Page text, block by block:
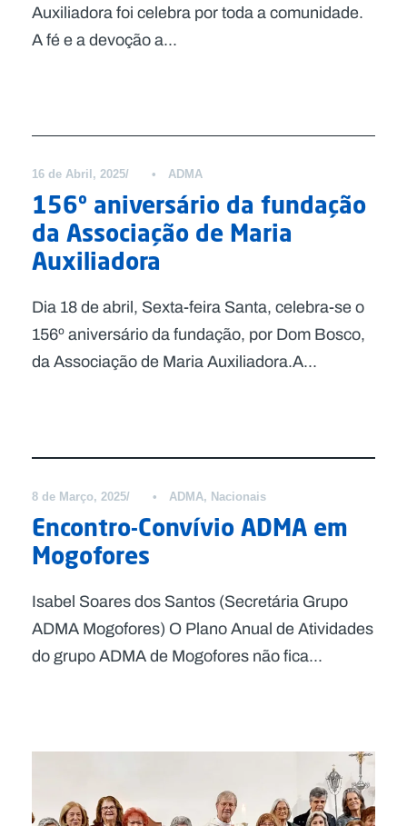
Auxiliadora foi celebra por toda a comunidade.
A fé e a devoção a...
16 de Abril, 2025 • ADMA
156º aniversário da fundação
da Associação de Maria
Auxiliadora
Dia 18 de abril, Sexta-feira Santa, celebra-se o
156º aniversário da fundação, por Dom Bosco,
da Associação de Maria Auxiliadora.A...
8 de Março, 2025 • ADMA, Nacionais
Encontro-Convívio ADMA em
Mogofores
Isabel Soares dos Santos (Secretária Grupo
ADMA Mogofores) O Plano Anual de Atividades
do grupo ADMA de Mogofores não fica...